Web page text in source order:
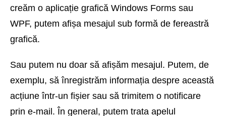
creăm o aplicație grafică Windows Forms sau
WPF, putem afișa mesajul sub formă de fereastră
grafică.
Sau putem nu doar să afișăm mesajul. Putem, de
exemplu, să înregistrăm informația despre această
acțiune într-un fișier sau să trimitem o notificare
prin e-mail. În general, putem trata apelul